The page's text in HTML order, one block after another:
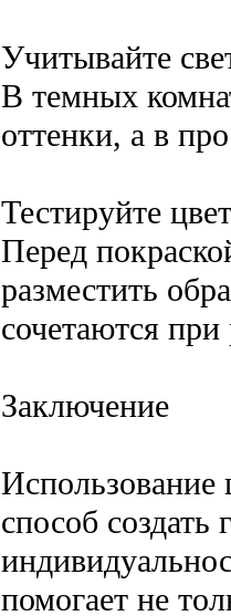
Учитывайте
В темных
оттенки, а в
Тестируйте
Перед
разместить
сочетаются
Заключение
Использование
способ
помогает не